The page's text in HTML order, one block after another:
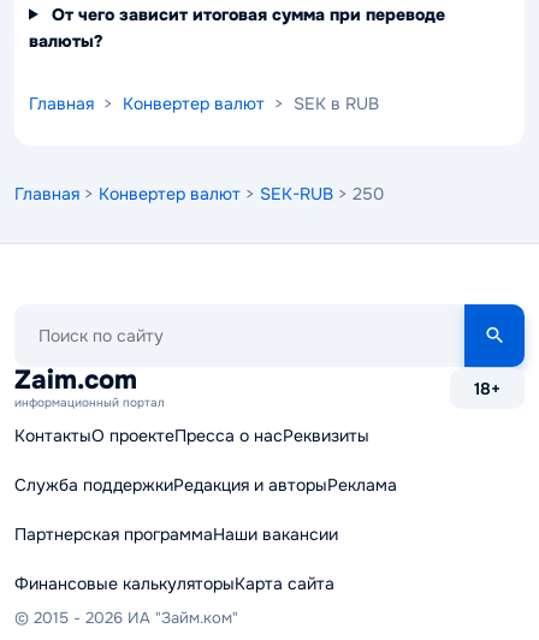
От чего зависит итоговая сумма при переводе
валюты?
Главная > Конвертер валют > SEK в RUB
Главная > Конвертер валют > SEK-RUB > 250
сайту
Zaim.com
информационный портал
18+
КонтактыО проектеПресса о насРеквизиты
Служба поддержкиРедакция и авторыРеклама
Партнерская программаНаши вакансии
Финансовые калькуляторыКарта сайта
© 2015 - 2026 ИА "Займ.ком"